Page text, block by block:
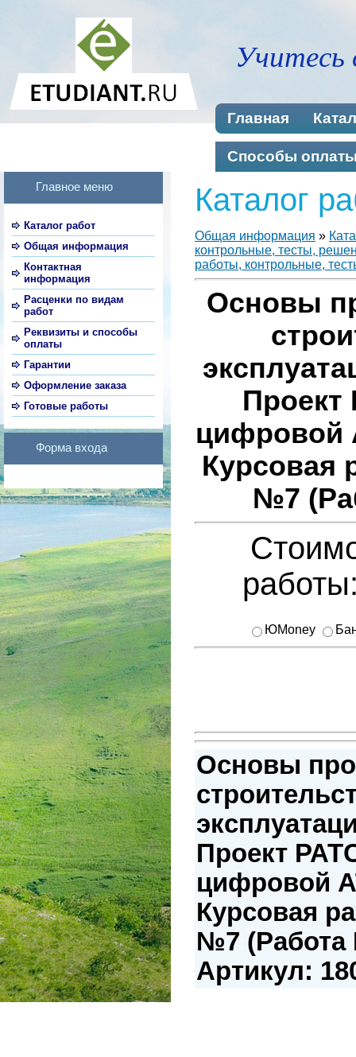
Учитесь
Главная
Способы
Главное меню
Каталог работ
Общая информация
Контактная
информация
Расценки по видам
работ
Реквизиты и способы
оплаты
Гарантии
Оформление заказа
Готовые работы
Форма входа
Каталог
Общая информация »
контрольные, тесты,
работы, контрольные,
Основы
Проект
цифровой
Курсовая
№7
ЮMoney
Основы
Проект
цифровой
Курсовая
№7 (Работа
Артикул: